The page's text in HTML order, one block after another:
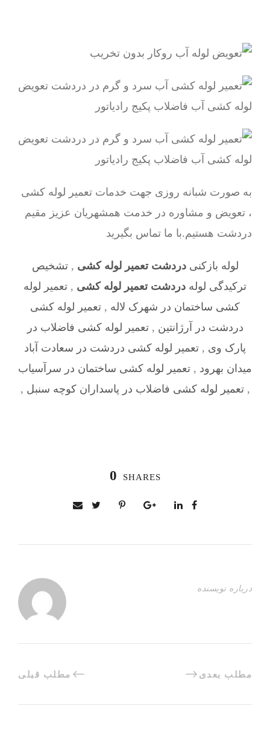
به صورت شبانه روزی جهت خدمات تعمیر لوله کشی
، تعویض و مشاوره در خدمت همشهریان عزیز مقیم
دردشت هستیم.با ما تماس بگیرید
لوله بازکنیدردشت تعمیر لوله کشی ,تشخیص
ترکیدگی لوله دردشت تعمیر لوله کشی , تعمیر لوله
کشی ساختمان در شهرک لاله , تعمیر لوله کشی
دردشت در آرژانتین ,تعمیر لوله کشی فاضلاب در
پارک وی , تعمیر لوله کشی دردشت در سعادت آباد
میدان بهرود , تعمیر لوله کشی ساختمان در سرآسیاب
,تعمیر لوله کشی فاضلاب در پاسداران کوچه سنبل ,
0 SHARES
درباره نویسنده
مطلب قبلی مطلب بعدی